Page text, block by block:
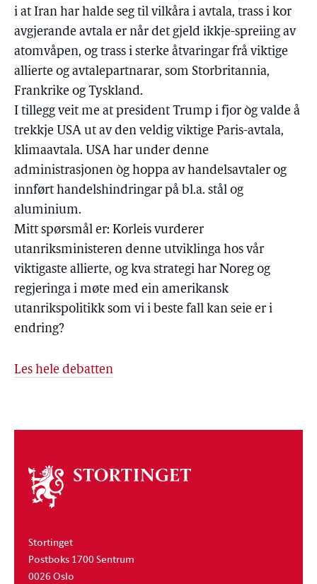
i at Iran har halde seg til vilkåra i avtala, trass i kor
avgjerande avtala er når det gjeld ikkje-spreiing av
atomvåpen, og trass i sterke åtvaringar frå viktige
allierte og avtalepartnarar, som Storbritannia,
Frankrike og Tyskland.
I tillegg veit me at president Trump i fjor òg valde å
trekkje USA ut av den veldig viktige Paris-avtala,
klimaavtala. USA har under denne
administrasjonen òg hoppa av handelsavtaler og
innført handelshindringar på bl.a. stål og
aluminium.
Mitt spørsmål er: Korleis vurderer
utanriksministeren denne utviklinga hos vår
viktigaste allierte, og kva strategi har Noreg og
regjeringa i møte med ein amerikansk
utanrikspolitikk som vi i beste fall kan seie er i
endring?
Les hele debatten
Om
stortinget
Stortinget
Postboks 1700 Sentrum
0026 Oslo